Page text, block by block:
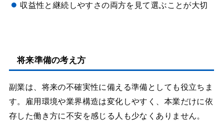
収益性と継続しやすさの両方を見て選ぶことが大切
将来準備の考え方
副業は、将来の不確実性に備える準備としても役立ちま
す。雇用環境や業界構造は変化しやすく、本業だけに依
存した働き方に不安を感じる人も少なくありません。